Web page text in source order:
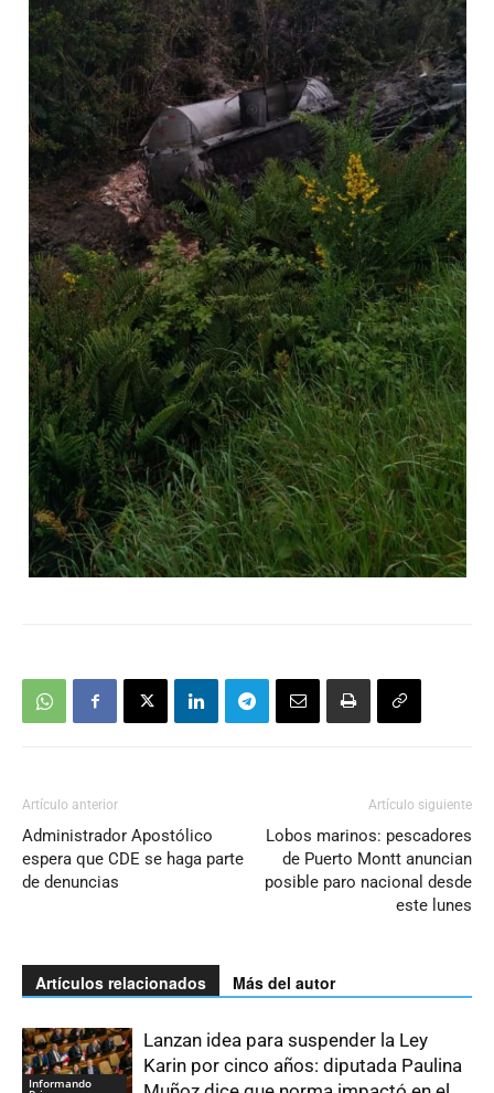
Artículo anterior
Administrador Apostólico
espera que CDE se haga parte
de denuncias
Artículo siguiente
Lobos marinos: pescadores
de Puerto Montt anuncian
posible paro nacional desde
este lunes
Artículos relacionados Más del autor
Informando
Lanzan idea para suspender la Ley
Karin por cinco años: diputada Paulina